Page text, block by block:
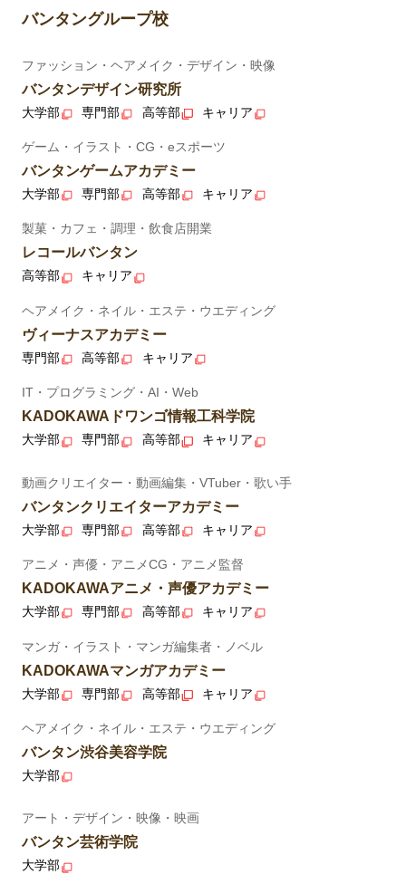
バンタングループ校
ファッション・ヘアメイク・デザイン・映像
バンタンデザイン研究所
大学部 専門部 高等部 キャリア
ゲーム・イラスト・CG・eスポーツ
バンタンゲームアカデミー
大学部 専門部 高等部 キャリア
製菓・カフェ・調理・飲食店開業
レコールバンタン
高等部 キャリア
ヘアメイク・ネイル・エステ・ウエディング
ヴィーナスアカデミー
専門部 高等部 キャリア
IT・プログラミング・AI・Web
KADOKAWAドワンゴ情報工科学院
大学部 専門部 高等部 キャリア
動画クリエイター・動画編集・VTuber・歌い手
バンタンクリエイターアカデミー
大学部 専門部 高等部 キャリア
アニメ・声優・アニメCG・アニメ監督
KADOKAWAアニメ・声優アカデミー
大学部 専門部 高等部 キャリア
マンガ・イラスト・マンガ編集者・ノベル
KADOKAWAマンガアカデミー
大学部 専門部 高等部 キャリア
ヘアメイク・ネイル・エステ・ウエディング
バンタン渋谷美容学院
大学部
アート・デザイン・映像・映画
バンタン芸術学院
大学部